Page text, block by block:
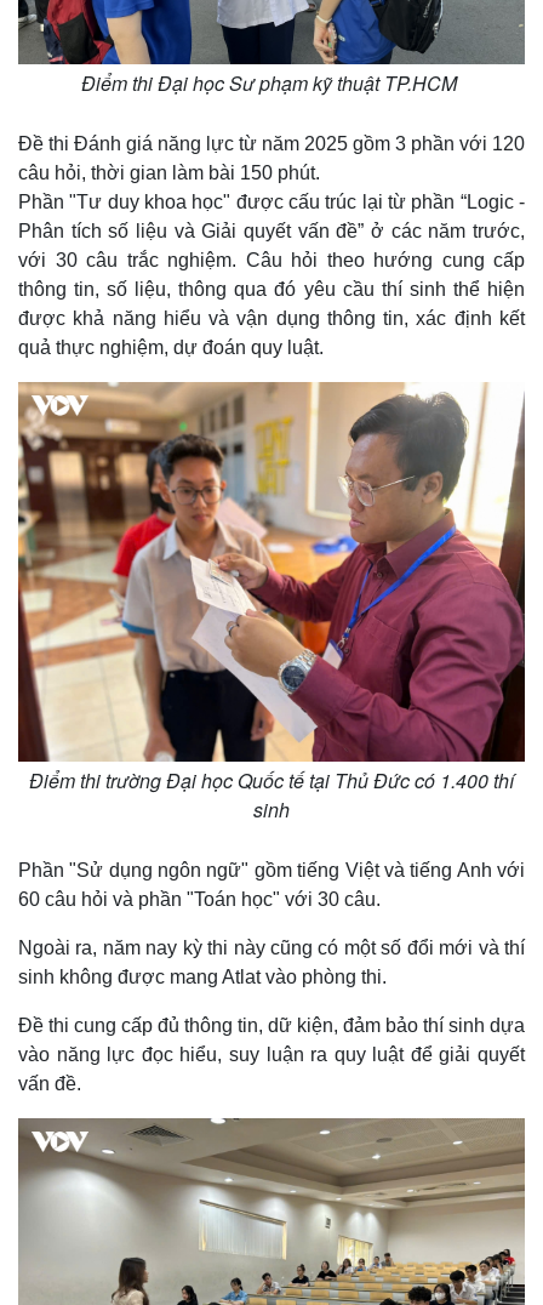
Quan sát
Cuộc sống đó đây
Video
Ảnh
Infographic
Điểm thi Đại học Sư phạm kỹ thuật TP.HCM
Đề thi Đánh giá năng lực từ năm 2025 gồm 3 phần với 120
câu hỏi, thời gian làm bài 150 phút.
Phần "Tư duy khoa học" được cấu trúc lại từ phần “Logic -
Phân tích số liệu và Giải quyết vấn đề” ở các năm trước,
với 30 câu trắc nghiệm. Câu hỏi theo hướng cung cấp
thông tin, số liệu, thông qua đó yêu cầu thí sinh thể hiện
được khả năng hiểu và vận dụng thông tin, xác định kết
quả thực nghiệm, dự đoán quy luật.
Điểm thi trường Đại học Quốc tế tại Thủ Đức có 1.400 thí
sinh
Phần "Sử dụng ngôn ngữ" gồm tiếng Việt và tiếng Anh với
60 câu hỏi và phần "Toán học" với 30 câu.
Ngoài ra, năm nay kỳ thi này cũng có một số đổi mới và thí
sinh không được mang Atlat vào phòng thi.
Đề thi cung cấp đủ thông tin, dữ kiện, đảm bảo thí sinh dựa
vào năng lực đọc hiểu, suy luận ra quy luật để giải quyết
vấn đề.